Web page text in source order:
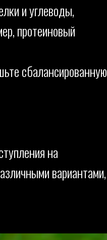
и углеводы,
протеиновый
сбалансированную
на
вариантами,